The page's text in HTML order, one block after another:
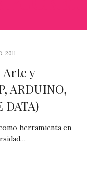
2011
y
ARDUINO,
DATA)
herramienta en